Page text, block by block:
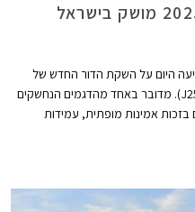
היום על השקת הדור החדש של
רכב השטח האייקוני טויוטה לנד קרוזר (J250). מדובר באחד מהדגמים הנחשקים
אמינות מופתית, עמידות